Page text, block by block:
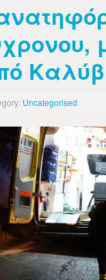
Uncategorised